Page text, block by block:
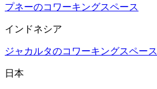
プネーのコワーキングスペース
インドネシア
ジャカルタのコワーキングスペース
日本